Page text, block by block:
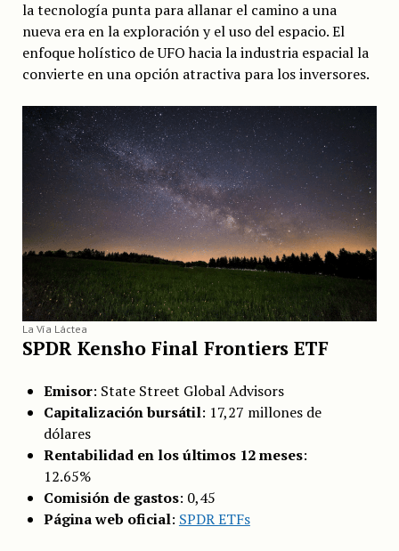
la tecnología punta para allanar el camino a una
nueva era en la exploración y el uso del espacio. El
enfoque holístico de UFO hacia la industria espacial la
convierte en una opción atractiva para los inversores.
La Vía Láctea
SPDR Kensho Final Frontiers ETF
Emisor: State Street Global Advisors
Capitalización bursátil: 17,27 millones de
dólares
Rentabilidad en los últimos 12 meses:
12.65%
Comisión de gastos: 0,45
Página web oficial: SPDR ETFs